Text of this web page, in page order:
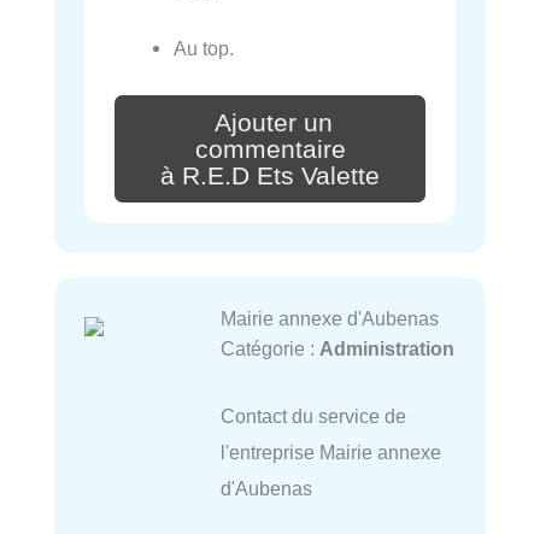
Au top.
Ajouter un
commentaire
à R.E.D Ets Valette
Mairie annexe d'Aubenas
Catégorie : Administration
Contact du service de
l'entreprise Mairie annexe
d'Aubenas